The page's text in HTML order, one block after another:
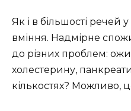
Як і в більшості речей у
вміння. Надмірне
до різних проблем:
холестерину,
кількостях? Можливо,